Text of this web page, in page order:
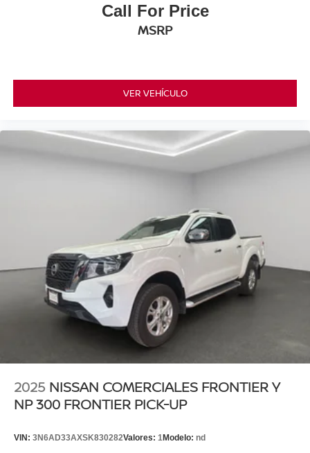
Call For Price
MSRP
VER VEHÍCULO
2025 NISSAN COMERCIALES FRONTIER Y
NP 300 FRONTIER PICK-UP
VIN: 3N6AD33AXSK830282Valores: 1Modelo: nd